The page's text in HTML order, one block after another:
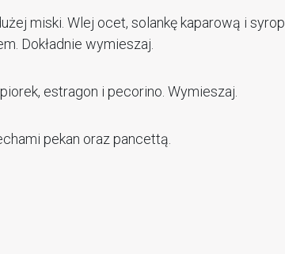
miski. Wlej ocet, solankę kaparową i syrop
Dokładnie wymieszaj.
estragon i pecorino. Wymieszaj.
pekan oraz pancettą.